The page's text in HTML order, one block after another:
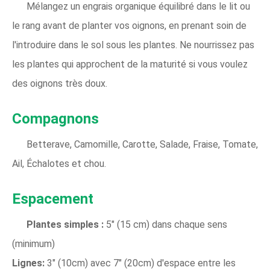
Mélangez un engrais organique équilibré dans le lit ou
le rang avant de planter vos oignons, en prenant soin de
l'introduire dans le sol sous les plantes. Ne nourrissez pas
les plantes qui approchent de la maturité si vous voulez
des oignons très doux.
Compagnons
Betterave, Camomille, Carotte, Salade, Fraise, Tomate,
Ail, Échalotes et chou.
Espacement
Plantes simples : 5" (15 cm) dans chaque sens
(minimum)
Lignes: 3" (10cm) avec 7" (20cm) d'espace entre les